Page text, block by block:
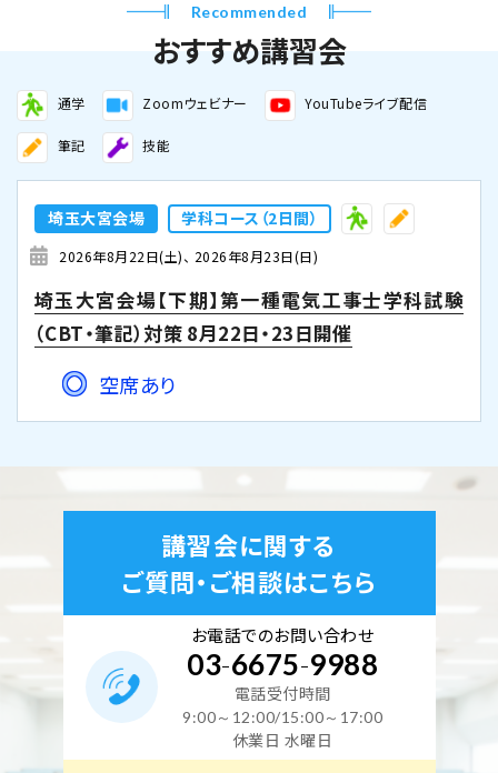
Recommended
おすすめ講習会
通学 Zoomウェビナー YouTubeライブ配信
筆記 技能
埼玉大宮会場 学科コース（2日間）
2026年8月22日(土) 2026年8月23日(日)
埼玉大宮会場【下期】第一種電気工事士学科試験
（CBT・筆記）対策 8月22日・23日開催
空席あり
講習会に関する
ご質問・ご相談はこちら
お電話でのお問い合わせ
03-6675-9988
電話受付時間
9:00～12:00/15:00～17:00
休業日 水曜日